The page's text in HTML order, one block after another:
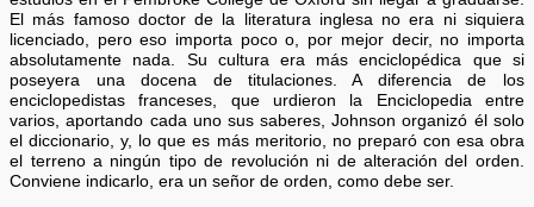
El más famoso doctor de la literatura inglesa no era ni siquiera
licenciado, pero eso importa poco o, por mejor decir, no importa
absolutamente nada. Su cultura era más enciclopédica que si
poseyera una docena de titulaciones. A diferencia de los
enciclopedistas franceses, que urdieron la Enciclopedia entre
varios, aportando cada uno sus saberes, Johnson organizó él solo
el diccionario, y, lo que es más meritorio, no preparó con esa obra
el terreno a ningún tipo de revolución ni de alteración del orden.
Conviene indicarlo, era un señor de orden, como debe ser.